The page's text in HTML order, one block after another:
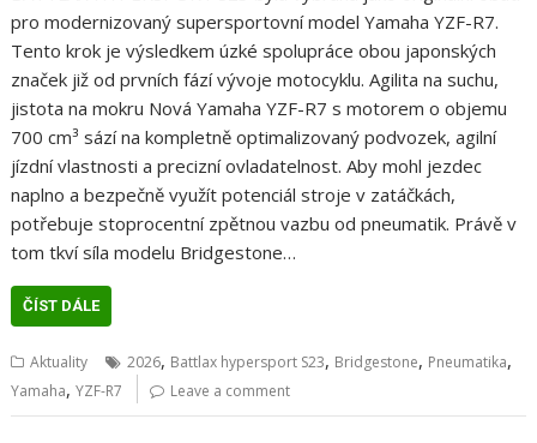
pro modernizovaný supersportovní model Yamaha YZF-R7.
Tento krok je výsledkem úzké spolupráce obou japonských
značek již od prvních fází vývoje motocyklu. Agilita na suchu,
jistota na mokru Nová Yamaha YZF-R7 s motorem o objemu
700 cm³ sází na kompletně optimalizovaný podvozek, agilní
jízdní vlastnosti a precizní ovladatelnost. Aby mohl jezdec
naplno a bezpečně využít potenciál stroje v zatáčkách,
potřebuje stoprocentní zpětnou vazbu od pneumatik. Právě v
tom tkví síla modelu Bridgestone…
ČÍST DÁLE
Aktuality 2026, Battlax hypersport S23, Bridgestone, Pneumatika,
Yamaha,YZF-R7 Leave a comment